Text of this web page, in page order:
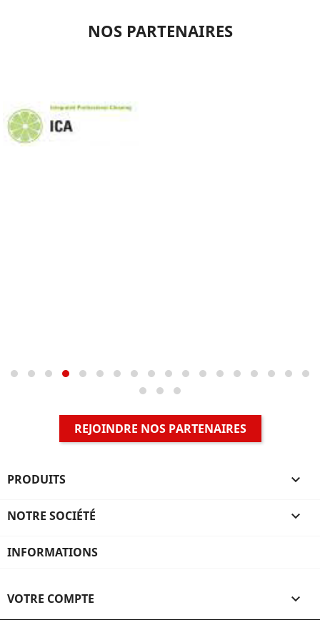
NOS PARTENAIRES
REJOINDRE NOS PARTENAIRES
PRODUITS 
NOTRE SOCIÉTÉ 
INFORMATIONS
VOTRE COMPTE 